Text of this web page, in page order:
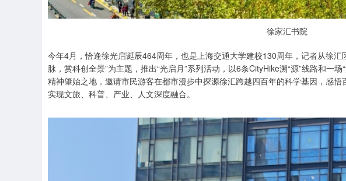
徐家汇书院
今年4月，恰逢徐光启诞辰464周年，也是上海交通大学建校130周年，记者从徐
脉，赏科创全景”为主题，推出“光启月”系列活动，以6条CityHike溯“源”线路和一
精神肇始之地，邀请市民游客在都市漫步中探源徐汇跨越四百年的科学基因，感悟
实现文旅、科普、产业、人文深度融合。